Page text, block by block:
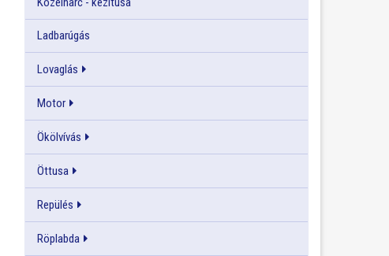
Ladbarúgás
Lovaglás
Motor
Ökölvívás
Öttusa
Repülés
Röplabda